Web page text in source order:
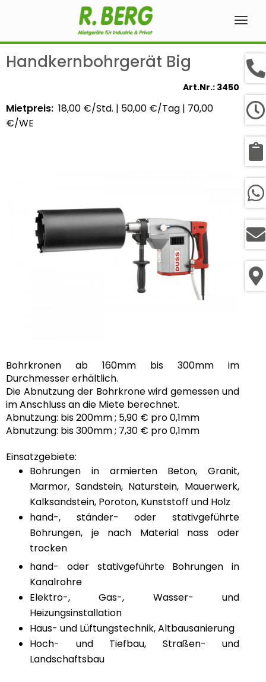
Handkernbohrgerät Big
Art.Nr.: 3450
Mietpreis: 18,00 €/Std. | 50,00 €/Tag | 70,00
€/WE
Bohrkronen ab 160mm bis 300mm im
Durchmesser erhältlich.
Die Abnutzung der Bohrkrone wird gemessen und
im Anschluss an die Miete berechnet.
Abnutzung: bis 200mm ; 5,90 € pro 0,1mm
Abnutzung: bis 300mm ; 7,30 € pro 0,1mm
Einsatzgebiete:
Bohrungen in armierten Beton, Granit,
Marmor, Sandstein, Naturstein, Mauerwerk,
Kalksandstein, Poroton, Kunststoff und Holz
hand-, ständer- oder stativgeführte
Bohrungen, je nach Material nass oder
trocken
hand- oder stativgeführte Bohrungen in
Kanalrohre
Elektro-, Gas-, Wasser- und
Heizungsinstallation
Haus- und Lüftungstechnik, Altbausanierung
Hoch- und Tiefbau, Straßen- und
Landschaftsbau